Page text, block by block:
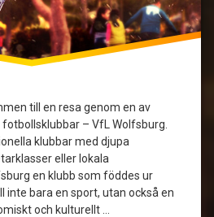
till en resa genom en av
– VfL Wolfsburg.
klubbar med djupa
eller lokala
en klubb som föddes ur
inte bara en sport, utan också en
och kulturellt …